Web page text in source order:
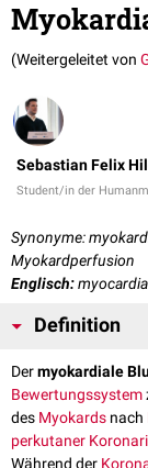
(Weitergeleitet von
Sebastian Felix
Student/in der
Synonyme:
Myokardperfusion
Englisch:
Definition
Dermyokardiale
Bewertungssystem
des Myokards nach
perkutaner
Während der